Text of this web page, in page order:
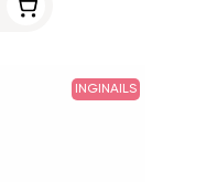
INGINAILS